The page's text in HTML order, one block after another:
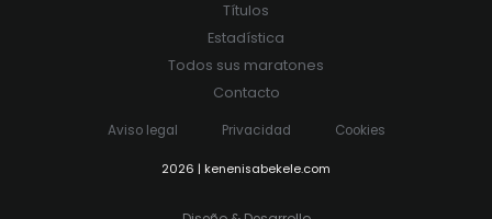
Títulos
Estadística
Todos sus maratones
Contacto
Aviso legal Privacidad Cookies
2026 | kenenisabekele.com